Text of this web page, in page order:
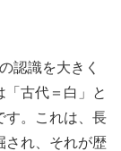
認識を大きく
古代＝白」と
す。これは、長
され、それが歴